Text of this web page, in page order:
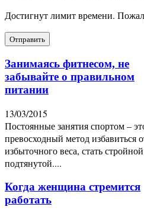
Достигнут лимит времени.
Занимаясь фитнесом, не
забывайте о правильном
питании
13/03/2015
Постоянные занятия спортом –
превосходный метод избавиться
избыточного веса, стать
подтянутой....
Когда женщина стремится
работать